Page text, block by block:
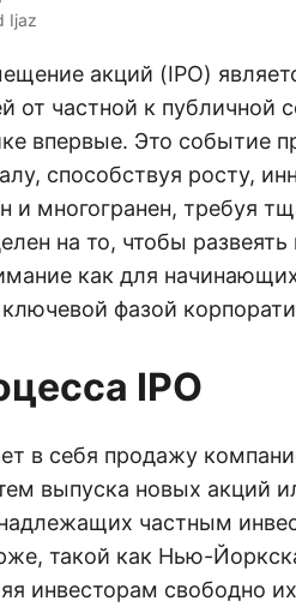
Ijaz
акций (IPO)
частной к публичной
впервые. Это событие
способствуя росту,
и многогранен, требуя
на то, чтобы
как для
фазой
IPO
в себя продажу
выпуска новых акций
частным
такой как Нью-
инвесторам свободно